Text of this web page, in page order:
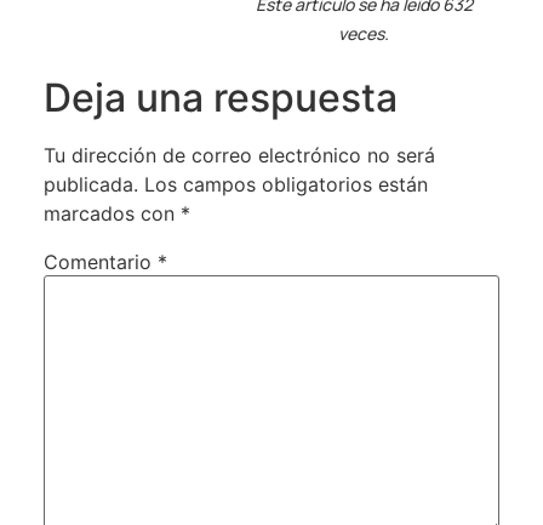
veces.
Deja una respuesta
Tu dirección de correo electrónico no será
publicada. Los campos obligatorios están
marcados con *
Comentario *